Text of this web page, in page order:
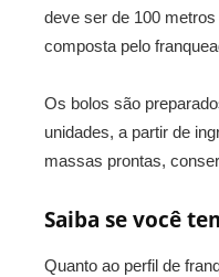
deve ser de 100
composta pelo
Os bolos são
unidades, a partir de
massas prontas,
Saiba se você
Quanto ao perfil de